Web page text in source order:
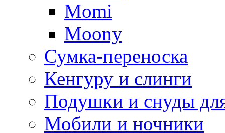
Momi
Moony
Сумка-переноска
Кенгуру и слинги
Подушки и снуды
Мобили и ночники